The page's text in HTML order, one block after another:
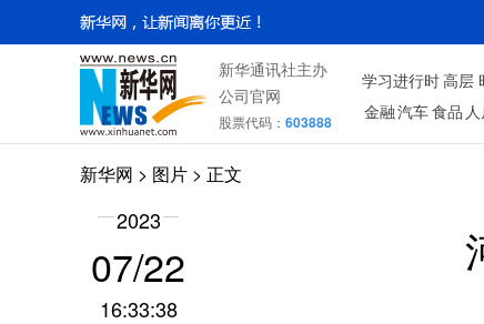
新华通讯社主办
公司官网
股票代码： 603888
学习进行时高层
金融汽车食品
新华网 > 图片 > 正文
2023
07/22
16:33:38